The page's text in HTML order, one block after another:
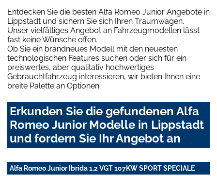
Entdecken Sie die besten Alfa Romeo Junior Angebote in
Lippstadt und sichern Sie sich Ihren Traumwagen.
Unser vielfältiges Angebot an Fahrzeugmodellen lässt
fast keine Wünsche offen.
Ob Sie ein brandneues Modell mit den neuesten
technologischen Features suchen oder sich für ein
preiswertes, aber qualitativ hochwertiges
Gebrauchtfahrzeug interessieren, wir bieten Ihnen eine
breite Palette an Optionen.
Erkunden Sie die gefundenen Alfa
Romeo Junior Modelle in Lippstadt
und fordern Sie Ihr Angebot an
Alfa Romeo Junior Ibrida 1.2 VGT 107KW SPORT SPECIALE